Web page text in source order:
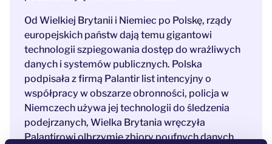
Od Wielkiej Brytanii i Niemiec po Polskę, rządy
europejskich państw dają temu gigantowi
technologii szpiegowania dostęp do wrażliwych
danych i systemów publicznych. Polska
podpisała z firmą Palantir list intencyjny o
współpracy w obszarze obronności, policja w
Niemczech używa jej technologii do śledzenia
podejrzanych, Wielka Brytania wręczyła
Palantirowi olbrzymie zbiory poufnych danych